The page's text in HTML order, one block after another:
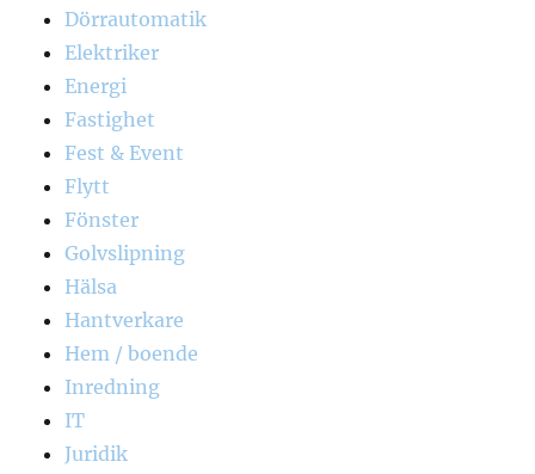
Dörrautomatik
Elektriker
Energi
Fastighet
Fest & Event
Flytt
Fönster
Golvslipning
Hälsa
Hantverkare
Hem / boende
Inredning
IT
Juridik